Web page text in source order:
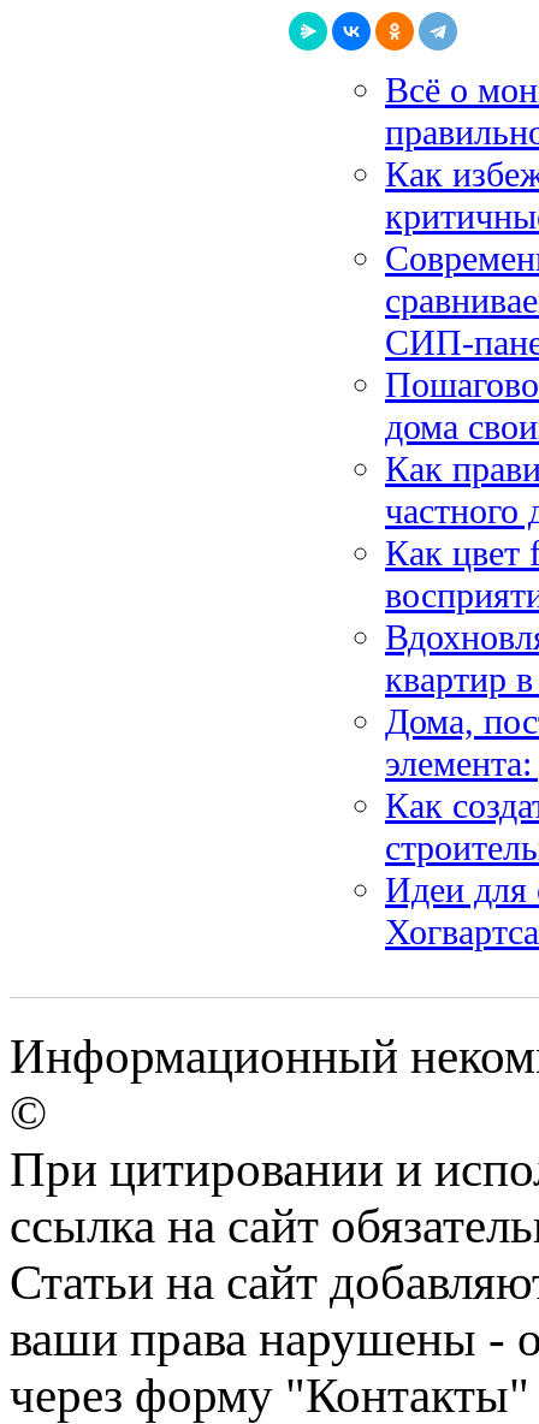
Всё о
Как
СИП-
дома
Как
частного
Как цвет
квартир
Дома,
Как
Идеи для
Информационный
©
При цитировании и
ссылка на сайт
Статьи на сайт
ваши права нарушены -
через форму "Контакты"